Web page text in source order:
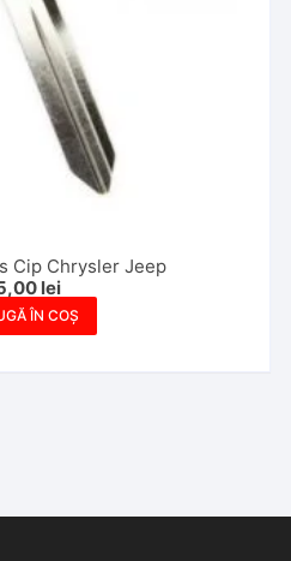
Cip Chrysler Jeep
lei
ÎN COȘ